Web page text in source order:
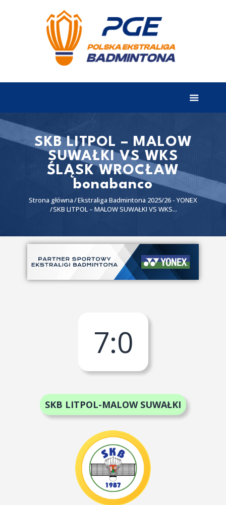
SKB LITPOL – MALOW
SUWAŁKI VS WKS
ŚLĄSK WROCŁAW
bonabanco
Strona główna Ekstraliga Badmintona 2025/26 - YONEX
SKB LITPOL – MALOW SUWAŁKI VS WKS...
EKSTRALIGA
Aktualności
Wyniki
Terminarz
Partnerzy
I liga
II liga
7:0
SKB LITPOL-MALOW SUWAŁKI